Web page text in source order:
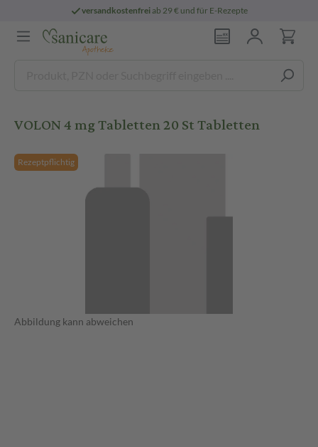
versandkostenfreiab 29 € und für E-Rezepte
VOLON 4 mg Tabletten 20 St Tabletten
Rezeptpflichtig
Abbildung kann abweichen